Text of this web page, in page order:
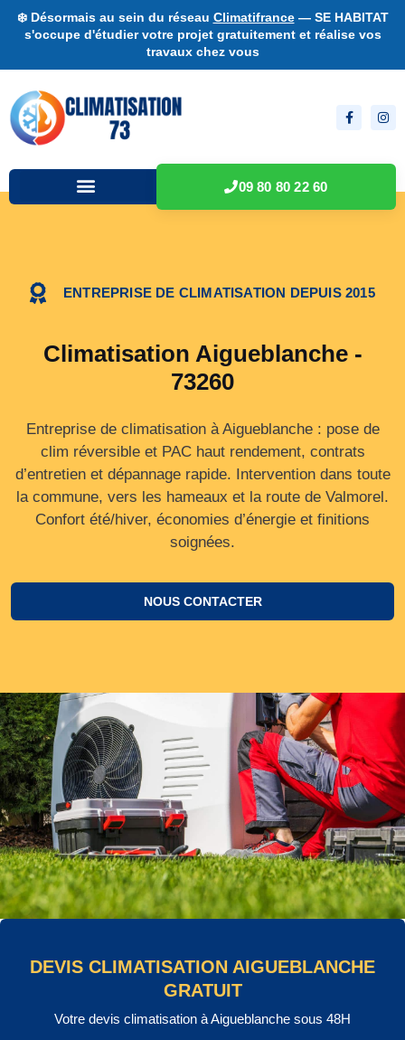
❄️ Désormais au sein du réseau Climatifrance— SE HABITAT
s'occupe d'étudier votre projet gratuitement et réalise vos
travaux chez vous
09 80 80 22 60
ENTREPRISE DE CLIMATISATION DEPUIS 2015
Climatisation Aigueblanche -
73260
Entreprise de climatisation à Aigueblanche : pose de
clim réversible et PAC haut rendement, contrats
d’entretien et dépannage rapide. Intervention dans toute
la commune, vers les hameaux et la route de Valmorel.
Confort été/hiver, économies d’énergie et finitions
soignées.
NOUS CONTACTER
DEVIS CLIMATISATION AIGUEBLANCHE
GRATUIT
Votre devis climatisation à Aigueblanche sous 48H